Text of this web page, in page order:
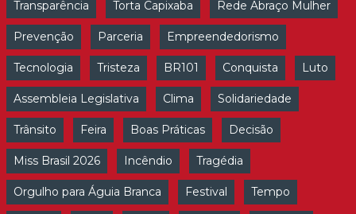
Transparência Torta Capixaba Rede Abraço Mulher
Prevenção Parceria Empreendedorismo
Tecnologia Tristeza BR101 Conquista Luto
Assembleia Legislativa Clima Solidariedade
Trânsito Feira Boas Práticas Decisão
Miss Brasil 2026 Incêndio Tragédia
Orgulho para Águia Branca Festival Tempo